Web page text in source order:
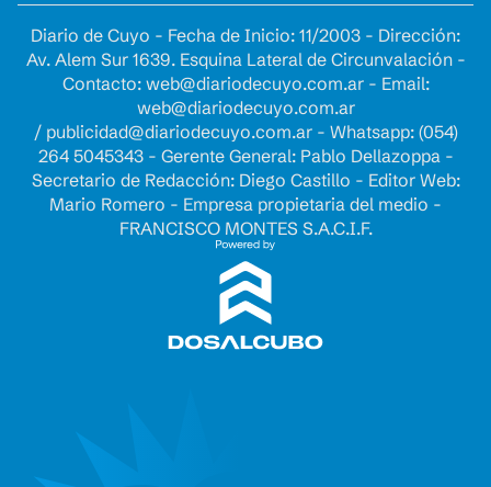
Diario de Cuyo - Fecha de Inicio: 11/2003 - Dirección:
Av. Alem Sur 1639. Esquina Lateral de Circunvalación -
Contacto: web@diariodecuyo.com.ar- Email:
web@diariodecuyo.com.ar
/ publicidad@diariodecuyo.com.ar- Whatsapp: (054)
264 5045343 - Gerente General: Pablo Dellazoppa -
Secretario de Redacción: Diego Castillo - Editor Web:
Mario Romero - Empresa propietaria del medio -
FRANCISCO MONTES S.A.C.I.F.